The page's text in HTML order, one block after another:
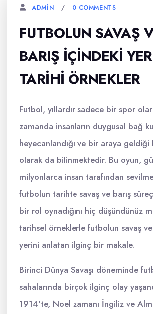
ADMIN 0 COMMENTS
FUTBOLUN SAVAŞ
BARIŞ İÇINDEKI
TARIHI ÖRNEKLER
Futbol, yıllardır sadece bir spor
zamanda insanların duygusal bağ
heyecanlandığı ve bir araya
olarak da bilinmektedir. Bu oyun,
milyonlarca insan tarafından
futbolun tarihte savaş ve barış
bir rol oynadığını hiç düşündünüz
tarihsel örneklerle futbolun savaş
yerini anlatan ilginç bir makale.
Birinci Dünya Savaşı döneminde
sahalarında birçok ilginç olay
1914'te, Noel zamanı İngiliz ve